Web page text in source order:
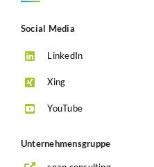
Social Media
LinkedIn
Xing
YouTube
Unternehmensgruppe